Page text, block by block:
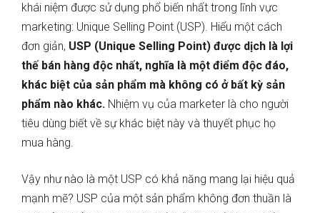
khái niệm được sử dụng phổ biến nhất trong lĩnh vực
marketing: Unique Selling Point (USP). Hiểu một cách
đơn giản, USP (Unique Selling Point) được dịch là lợi
thế bán hàng độc nhất, nghĩa là một điểm độc đáo,
khác biệt của sản phẩm mà không có ở bất kỳ sản
phẩm nào khác. Nhiệm vụ của marketer là cho người
tiêu dùng biết về sự khác biệt này và thuyết phục họ
mua hàng.
Vậy như nào là một USP có khả năng mang lại hiệu quả
mạnh mẽ? USP của một sản phẩm không đơn thuần là